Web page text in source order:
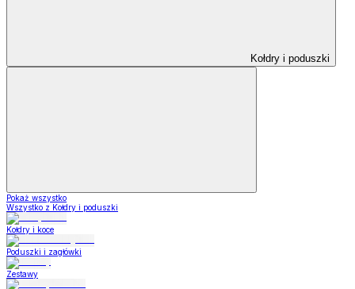
Kołdry i poduszki
Pokaż wszystko
Wszystko z Kołdry i poduszki
Kołdry i koce
Poduszki i zagłówki
Zestawy